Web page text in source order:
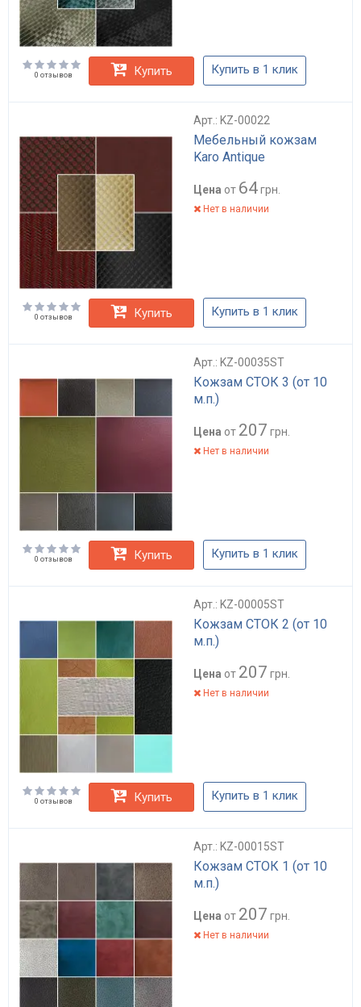
0 отзывов Купить Купить в 1 клик
Арт.: KZ-00022
Мебельный кожзам
Karo Antique
Цена от 64грн.
Нет в наличии
0 отзывов Купить Купить в 1 клик
Арт.: KZ-00035ST
Кожзам СТОК 3 (от 10
м.п.)
Цена от 207 грн.
Нет в наличии
0 отзывов Купить Купить в 1 клик
Арт.: KZ-00005ST
Кожзам СТОК 2 (от 10
м.п.)
Цена от 207 грн.
Нет в наличии
0 отзывов Купить Купить в 1 клик
Арт.: KZ-00015ST
Кожзам СТОК 1 (от 10
м.п.)
Цена от 207 грн.
Нет в наличии